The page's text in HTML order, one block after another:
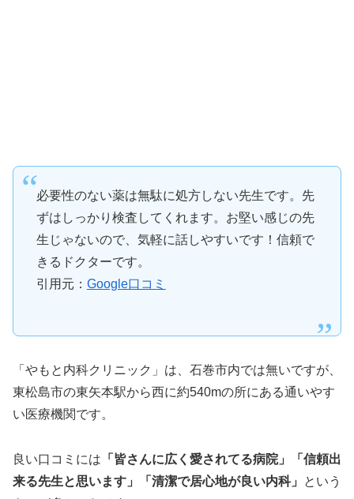
必要性のない薬は無駄に処方しない先生です。先
ずはしっかり検査してくれます。お堅い感じの先
生じゃないので、気軽に話しやすいです！信頼で
きるドクターです。
引用元： Google口コミ
「やもと内科クリニック」は、石巻市内では無いですが、
東松島市の東矢本駅から西に約540mの所にある通いやす
い医療機関です。
良い口コミには 「皆さんに広く愛されてる病院」「信頼出
来る先生と思います」「清潔で居心地が良い内科」
という